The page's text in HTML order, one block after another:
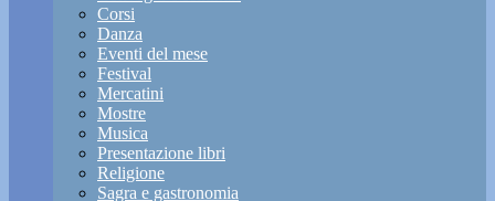
Corsi
Danza
Eventi del mese
Festival
Mercatini
Mostre
Musica
Presentazione libri
Religione
Sagra e gastronomia